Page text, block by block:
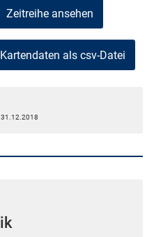
Zeitreihe ansehen
31.12.2018